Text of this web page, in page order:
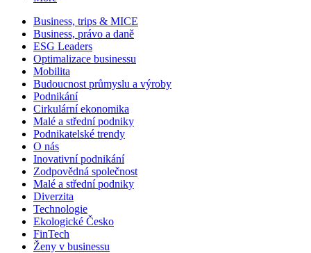
Business, trips & MICE
Business, právo a daně
ESG Leaders
Optimalizace businessu
Mobilita
Budoucnost průmyslu a výroby
Podnikání
Cirkulární ekonomika
Malé a střední podniky
Podnikatelské trendy
O nás
Inovativní podnikání
Zodpovědná společnost
Malé a střední podniky
Diverzita
Technologie
Ekologické Česko
FinTech
Ženy v businessu